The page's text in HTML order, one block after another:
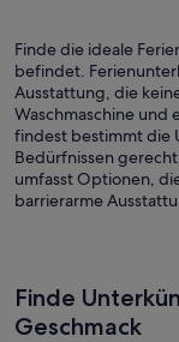
Finde die ideale
befindet.
Ausstattung, die
Waschmaschine und
findest bestimmt die
Bedürfnissen
umfasst Optionen,
barrierarme
Finde
Geschmack